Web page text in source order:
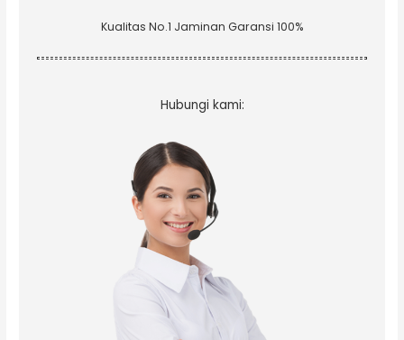
Kualitas No.1 Jaminan Garansi 100%
Hubungi kami: